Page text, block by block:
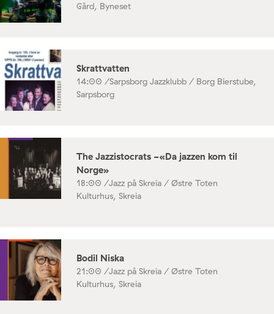
Gård, Byneset
Skrattvatten
14:00 /Sarpsborg Jazzklubb / Borg Bierstube,
Sarpsborg
The Jazzistocrats -«Da jazzen kom til
Norge»
18:00 /Jazz på Skreia / Østre Toten
Kulturhus, Skreia
Bodil Niska
21:00 /Jazz på Skreia / Østre Toten
Kulturhus, Skreia